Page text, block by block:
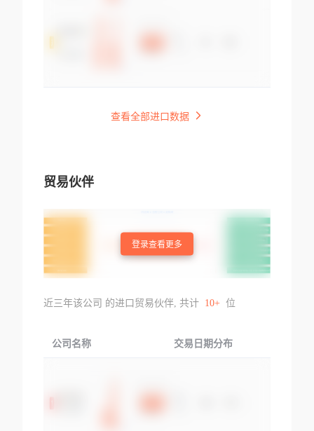
查看全部进口数据
贸易伙伴
登录查看更多
近三年该公司 的进口贸易伙伴, 共计 10+ 位
公司名称 交易日期分布